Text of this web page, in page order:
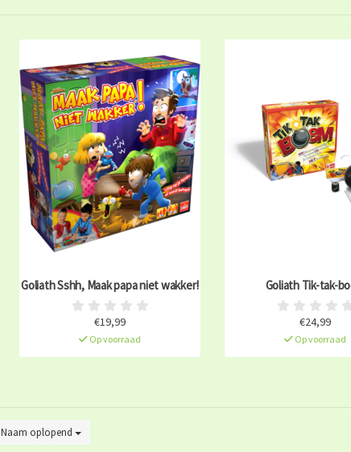
Goliath Sshh, Maak papa niet wakker!
€19,99
Op voorraad
Goliath Tik-tak-
€24,99
Op voorraad
Naam oplopend